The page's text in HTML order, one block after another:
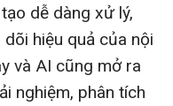
dễ dàng xử lý,
hiệu quả của nội
và AI cũng mở ra
nghiệm, phân tích